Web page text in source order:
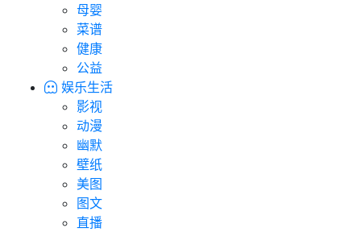
母婴
菜谱
健康
公益
娱乐生活
影视
动漫
幽默
壁纸
美图
图文
直播